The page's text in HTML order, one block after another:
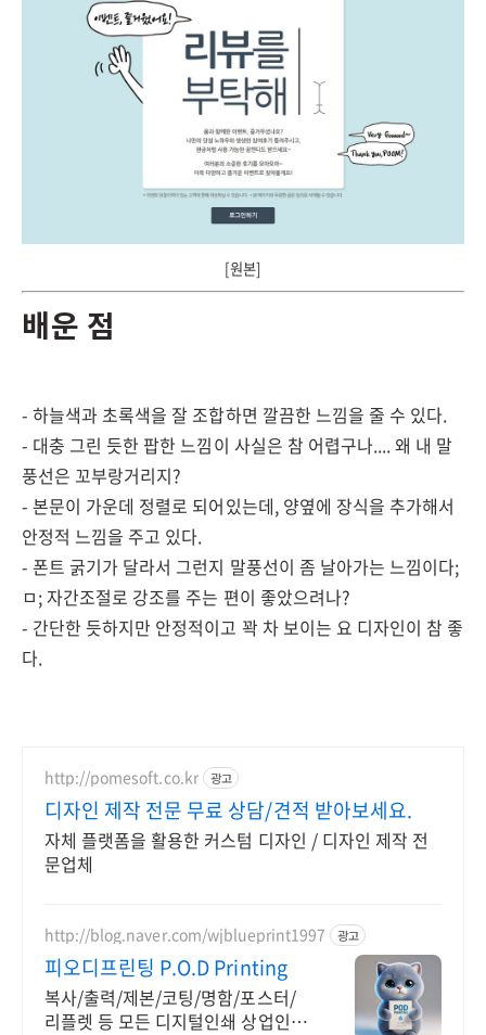
[원본]
배운 점
- 하늘색과 초록색을 잘 조합하면 깔끔한 느낌을 줄 수 있다.
- 대충 그린 듯한 팝한 느낌이 사실은 참 어렵구나.... 왜 내 말
풍선은 꼬부랑거리지?
- 본문이 가운데 정렬로 되어있는데, 양옆에 장식을 추가해서
안정적 느낌을 주고 있다.
- 폰트 굵기가 달라서 그런지 말풍선이 좀 날아가는 느낌이다;
ㅁ; 자간조절로 강조를 주는 편이 좋았으려나?
- 간단한 듯하지만 안정적이고 꽉 차 보이는 요 디자인이 참 좋
다.
http://pomesoft.co.kr 광고
디자인 제작 전문 무료 상담/견적 받아보세요.
자체 플랫폼을 활용한 커스텀 디자인 / 디자인 제작 전
문업체
http://blog.naver.com/wjblueprint1997 광고
피오디프린팅 P.O.D Printing
복사/출력/제본/코팅/명함/포스터/
리플렛 등 모든 디지털인쇄 상업인쇄